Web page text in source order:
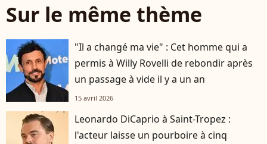
Sur le même thème
"Il a changé ma vie" : Cet homme qui a
permis à Willy Rovelli de rebondir après
un passage à vide il y a un an
15 avril 2026
Leonardo DiCaprio à Saint-Tropez :
l'acteur laisse un pourboire à cinq